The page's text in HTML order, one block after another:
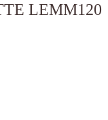
LEMM120